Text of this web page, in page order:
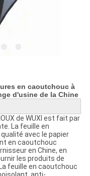
en caoutchouc à
d'usine de la Chine
de WUXI est fait par
La feuille en
avec le papier
en caoutchouc
en Chine, en
les produits de
feuille en caoutchouc